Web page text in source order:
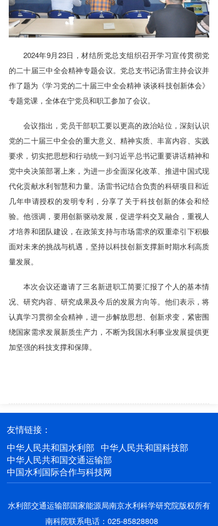
2024年9月23日，材结所党总支组织召开学习宣传贯彻党
的二十届三中全会精神专题会议。党总支书记汤雷主持会议并
作了题为《学习党的二十届三中全会精神 谈谈科技创新体会》
专题党课，全体在宁党员和职工参加了会议。
会议指出，党员干部职工要以更高的政治站位，深刻认识
党的二十届三中全会的重大意义、精神实质、丰富内容、实践
要求，切实把思想和行动统一到习近平总书记重要讲话精神和
党中央决策部署上来，为进一步全面深化改革、推进中国式现
代化贡献水利智慧和力量。汤雷书记结合负责的科研项目和近
几年申请授权的发明专利，分享了关于科技创新的体会和经
验。他强调，要用创新驱动发展，促进学科交叉融合，重视人
才培养和团队建设，在政策支持与市场需求的双重牵引下积极
面对未来的挑战与机遇，坚持以科技创新支撑新时期水利高质
量发展。
本次会议还邀请了三名新进职工简要汇报了个人的基本情
况、研究内容、研究成果及今后的发展方向等。他们表示，将
认真学习贯彻全会精神，进一步解放思想、创新求变，紧密围
绕国家需求发展新质生产力，不断为我国水利事业发展提供更
加坚强的科技支撑和保障。
友情链接：
中华人民共和国水利部 中华人民共和国科技部
中华人民共和国交通运输部
中国水利国际合作与科技网
水利部交通运输部国家能源局南京水利科学研究院版权所有
南科院联系电话：025-85828808